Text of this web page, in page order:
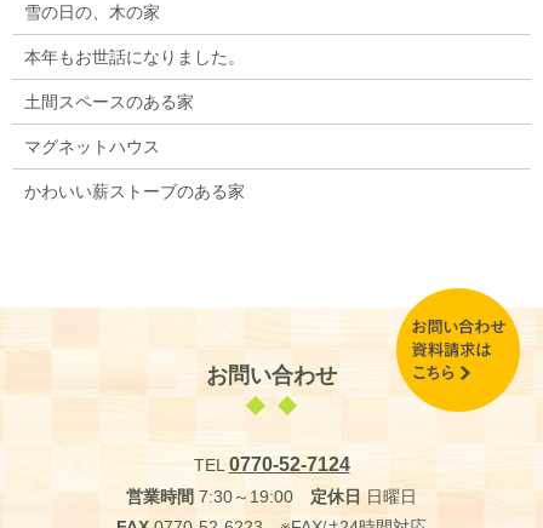
雪の日の、木の家
本年もお世話になりました。
土間スペースのある家
マグネットハウス
かわいい薪ストーブのある家
お問い合わせ
TEL0770-52-7124
営業時間 7:30～19:00 定休日 日曜日